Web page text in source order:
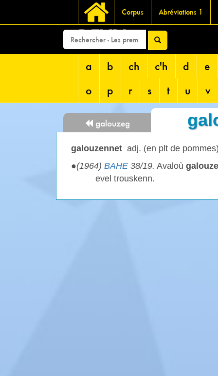
Corpus Abréviations 1
DEVRI
a b ch c'h d
e
o
p r s t u v
galouzeg
galouzennet adj. (en plt de
●(1964) BAHE 38/19. Avaloù
evel trouskenn.